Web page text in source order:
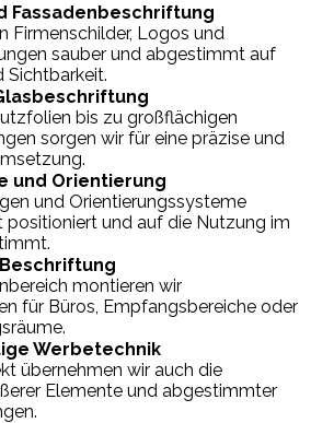
Fassadenbeschriftung
Firmenschilder, Logos und
sauber und abgestimmt auf
Sichtbarkeit.
bis zu großflächigen
sorgen wir für eine präzise und
und Orientierung
und Orientierungssysteme
positioniert und auf die Nutzung im
montieren wir
für Büros, Empfangsbereiche oder
Werbetechnik
übernehmen wir auch die
Elemente und abgestimmter